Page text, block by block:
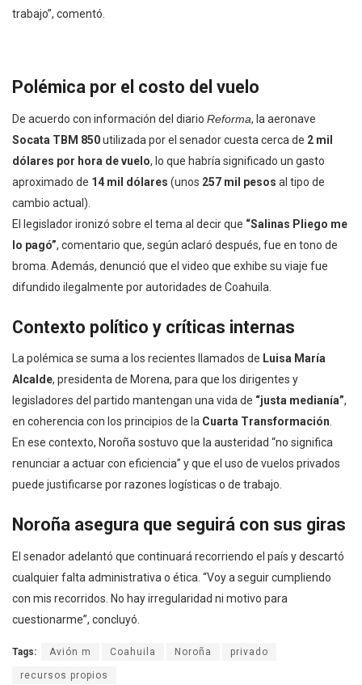
trabajo”, comentó.
Polémica por el costo del vuelo
De acuerdo con información del diario Reforma, la aeronave
Socata TBM 850utilizada por el senador cuesta cerca de 2 mil
dólares por hora de vuelo, lo que habría significado un gasto
aproximado de 14 mil dólares (unos 257 mil pesos al tipo de
cambio actual).
El legislador ironizó sobre el tema al decir que “Salinas Pliego me
lo pagó”, comentario que, según aclaró después, fue en tono de
broma. Además, denunció que el video que exhibe su viaje fue
difundido ilegalmente por autoridades de Coahuila.
Contexto político y críticas internas
La polémica se suma a los recientes llamados de Luisa María
Alcalde, presidenta de Morena, para que los dirigentes y
legisladores del partido mantengan una vida de “justa medianía”,
en coherencia con los principios de la Cuarta Transformación.
En ese contexto, Noroña sostuvo que la austeridad “no significa
renunciar a actuar con eficiencia” y que el uso de vuelos privados
puede justificarse por razones logísticas o de trabajo.
Noroña asegura que seguirá con sus giras
El senador adelantó que continuará recorriendo el país y descartó
cualquier falta administrativa o ética. “Voy a seguir cumpliendo
con mis recorridos. No hay irregularidad ni motivo para
cuestionarme”, concluyó.
Tags: Avión m Coahuila Noroña privado
recursos propios